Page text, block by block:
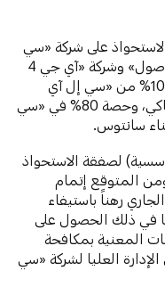
على شركة «سي
إل آي» من مالكَيها «ماكواري لإدارة الأصول» وشركة «آي جي 4
كابيتال». وتمتلك «سي إل آي» نسبة 100% من «سي إل آي
نورتي» التي تشغّل محطة في ميناء إيتاكي، وحصة 80% في «سي
سانتوس.
لصفقة الاستحواذ
دولار)، ومن المتوقع إتمام
رهناً باستيفاء
في ذلك الحصول على
المعنية بمكافحة
العليا لشركة «سي